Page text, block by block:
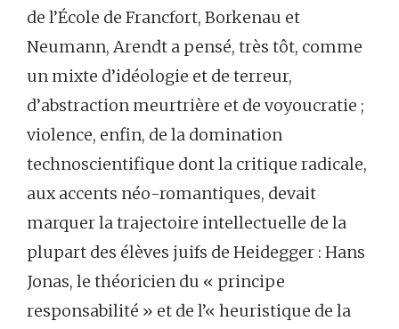
de l’École de Francfort, Borkenau et
Neumann, Arendt a pensé, très tôt, comme
un mixte d’idéologie et de terreur,
d’abstraction meurtrière et de voyoucratie ;
violence, enfin, de la domination
technoscientifique dont la critique radicale,
aux accents néo-romantiques, devait
marquer la trajectoire intellectuelle de la
plupart des élèves juifs de Heidegger : Hans
Jonas, le théoricien du « principe
responsabilité » et de l’« heuristique de la